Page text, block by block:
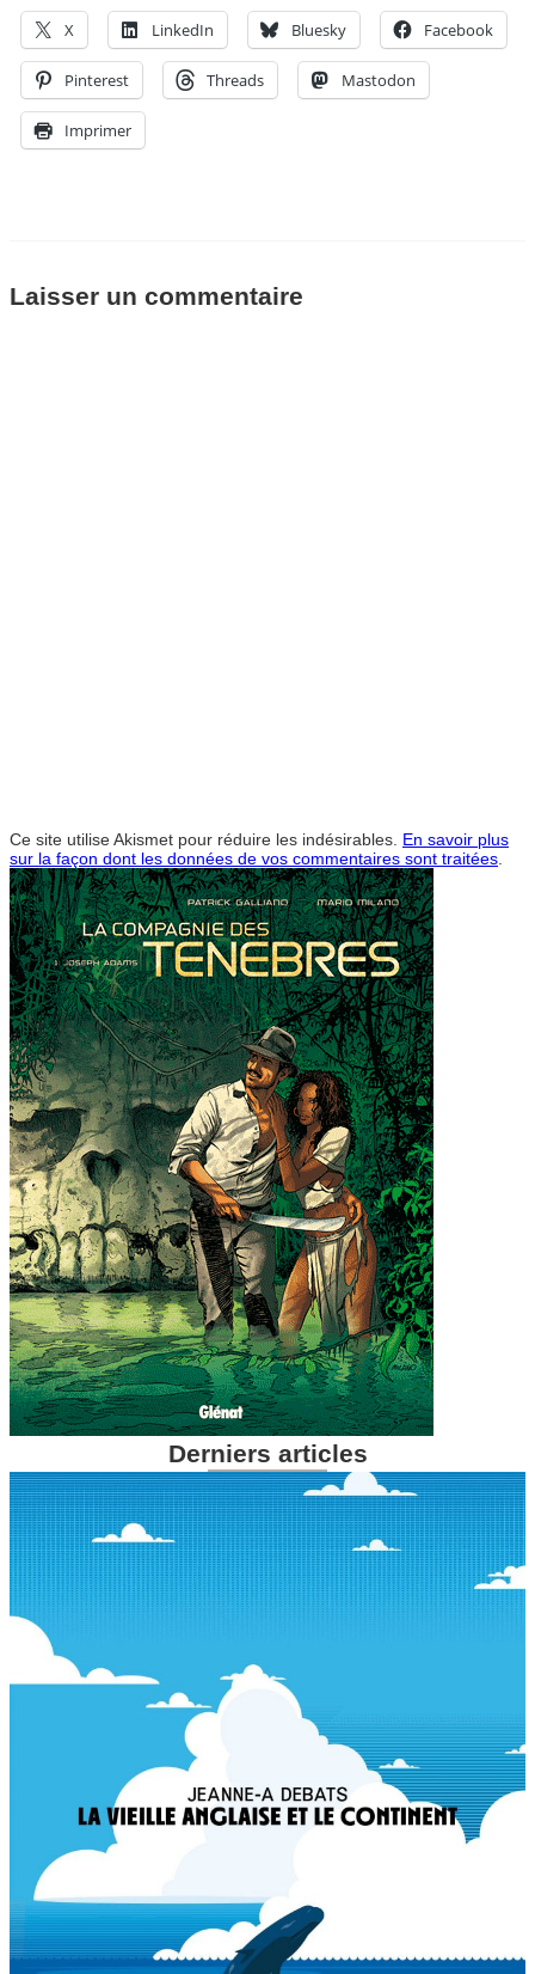
X LinkedIn Bluesky Facebook
Pinterest Threads Mastodon
Imprimer
Laisser un commentaire
Ce site utilise Akismet pour réduire les indésirables. En savoir plus
sur la façon dont les données de vos commentaires sont traitées
Derniers articles